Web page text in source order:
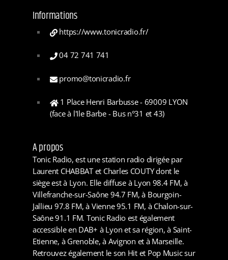
Informations
https://www.tonicradio.fr/
04 72 741 741
promo@tonicradio.fr
1 Place Henri Barbusse - 69009 LYON
(face à l'Ile Barbe - Bus n°31 et 43)
A propos
Tonic Radio, est une station radio dirigée par
Laurent CHABBAT et Charles COUTY dont le
siège est à Lyon. Elle diffuse à Lyon 98.4 FM, à
Villefranche-sur-Saône 94.7 FM, à Bourgoin-
Jallieu 97.8 FM, à Vienne 95.1 FM, à Chalon-sur-
Saône 91.1 FM. Tonic Radio est également
accessible en DAB+ à Lyon et sa région, à Saint-
Etienne, à Grenoble, à Avignon et à Marseille.
Retrouvez également le son Hit et Pop Music sur